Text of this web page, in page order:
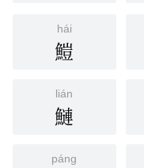
hái
䱺
lián
鰱
páng